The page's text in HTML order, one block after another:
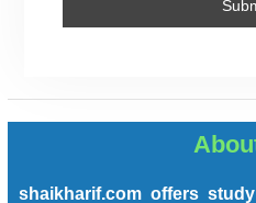
shaikharif.com offers